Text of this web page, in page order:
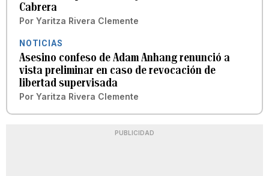
Cabrera
Por Yaritza Rivera Clemente
NOTICIAS
Asesino confeso de Adam Anhang renunció a
vista preliminar en caso de revocación de
libertad supervisada
Por Yaritza Rivera Clemente
PUBLICIDAD